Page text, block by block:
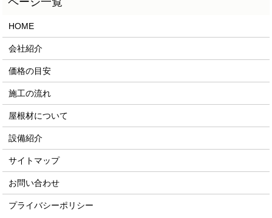
HOME
会社紹介
価格の目安
施工の流れ
屋根材について
設備紹介
サイトマップ
お問い合わせ
プライバシーポリシー